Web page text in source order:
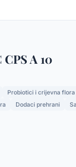
A 10
Probiotici i crijevna flora
Dodaci prehrani